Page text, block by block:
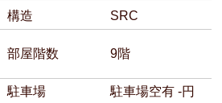
構造 SRC
部屋階数 9階
駐車場 駐車場空有 -円